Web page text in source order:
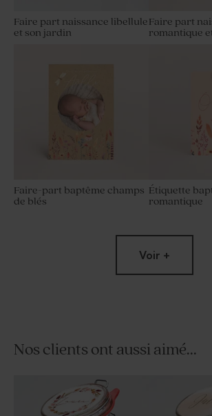
Faire part naissance libellule
et son jardin
Faire part
romantique
Faire-part baptême champs
de blés
Étiquette
romantique
baptême
Voir +
Nos clients ont aussi aimé...